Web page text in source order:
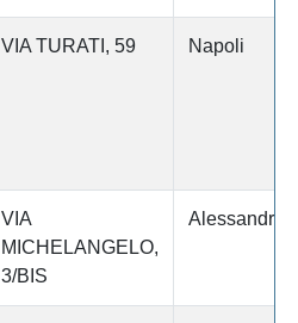
VIA TURATI, 59 Napoli
VIA
MICHELANGELO,
3/BIS
Alessandria